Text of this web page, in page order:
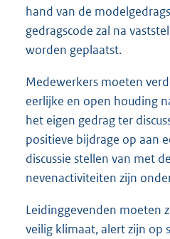
hand van de
gedragscode zal na
worden geplaatst.
Medewerkers moeten
eerlijke en open houding
het eigen gedrag ter
positieve bijdrage op aan
discussie stellen van met
nevenactiviteiten zijn
Leidinggevenden moeten
veilig klimaat, alert zijn op